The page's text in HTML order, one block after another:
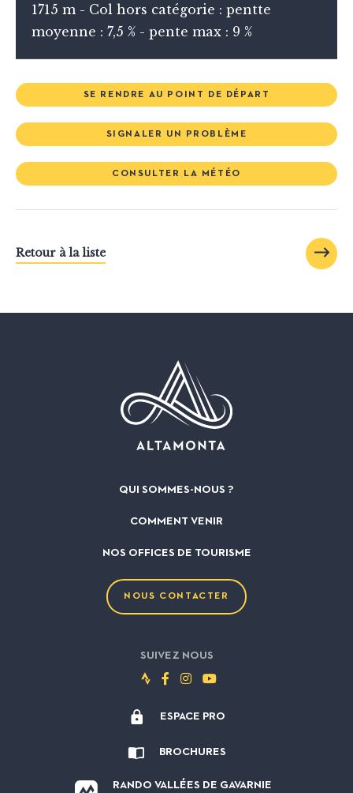
1715 m - Col hors catégorie : pentte
moyenne : 7,5 % - pente max : 9 %
SE RENDRE AU POINT DE DÉPART
SIGNALER UN PROBLÈME
CONSULTER LA MÉTÉO
Retour à la liste
QUI SOMMES-NOUS ?
COMMENT VENIR
NOS OFFICES DE TOURISME
NOUS CONTACTER
SUIVEZ NOUS
Suivez-
Strava
Suivez-
Facebook
Suivez-
Instagram
Suivez-
Youtube
ESPACE PRO
BROCHURES
RANDO VALLÉES DE GAVARNIE